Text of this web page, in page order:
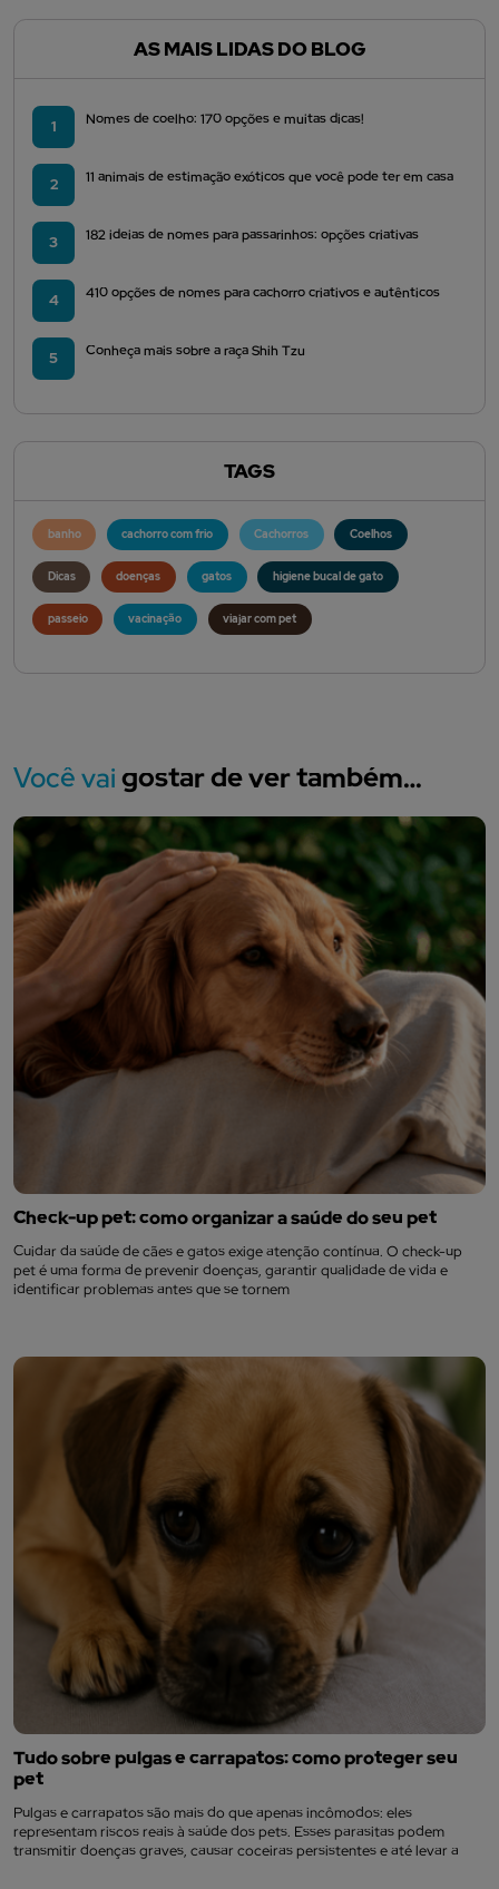
AS MAIS LIDAS DO BLOG
1 Nomes de coelho: 170 opções e muitas dicas!
2 11 animais de estimação exóticos que você pode ter em casa
3 182 ideias de nomes para passarinhos: opções criativas
4 410 opções de nomes para cachorro criativos e autênticos
5 Conheça mais sobre a raça Shih Tzu
TAGS
banho cachorro com frio Cachorros Coelhos
Dicas doenças gatos higiene bucal de gato
passeio vacinação viajar com pet
Você vaigostar de ver também…
Check-up pet: como organizar a saúde do seu pet
Cuidar da saúde de cães e gatos exige atenção contínua. O check-up
pet é uma forma de prevenir doenças, garantir qualidade de vida e
identificar problemas antes que se tornem
Tudo sobre pulgas e carrapatos: como proteger seu
pet
Pulgas e carrapatos são mais do que apenas incômodos: eles
representam riscos reais à saúde dos pets. Esses parasitas podem
transmitir doenças graves, causar coceiras persistentes e até levar a